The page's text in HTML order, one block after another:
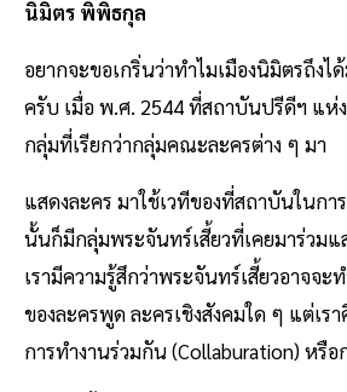
นิมิตร พิพิธกุล
อยากจะขอเกริ่นว่าทำไมเมืองนิมิตรถึง
ครับ เมื่อ พ.ศ. 2544 ที่สถาบันปรีดีฯ แห่
กลุ่มที่เรียกว่ากลุ่มคณะละครต่าง ๆ มา
แสดงละคร มาใช้เวทีของที่สถาบันในกา
นั้นก็มีกลุ่มพระจันทร์เสี้ยวที่เคยมาร่วม
เรามีความรู้สึกว่าพระจันทร์เสี้ยวอาจจ
ของละครพูด ละครเชิงสังคมใด ๆ แต่เร
การทำงานร่วมกัน (Collaburation) หรือ